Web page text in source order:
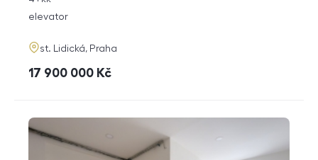
disposition
funkce
elevator
adresa
st. Lidická, Praha
cena
17 900 000 Kč